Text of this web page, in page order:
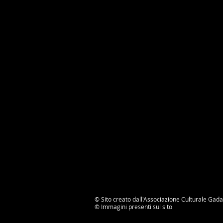
© Sito creato dall'Associazione Culturale
© Immagini presenti sul sito